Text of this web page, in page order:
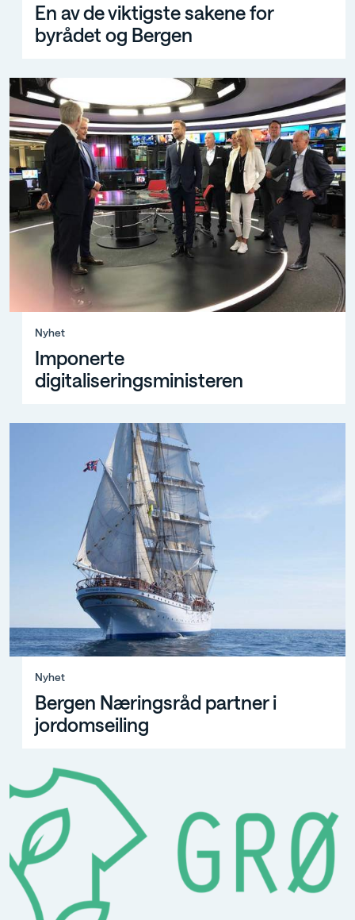
En av de viktigste sakene for
byrådet og Bergen
Nyhet
Imponerte
digitaliseringsministeren
Nyhet
Bergen Næringsråd partner i
jordomseiling